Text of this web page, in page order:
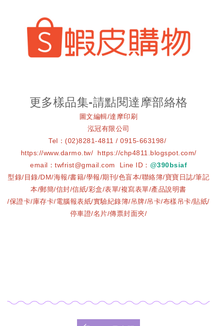
更多樣品集-請點閱達摩部絡格
圖文編輯/達摩印刷
泓冠有限公司
Tel：(02)8281-4811 / 0915-663198/
https://www.darmo.tw/ https://chp4811.blogspot.com/
email：twfrist@gmail.com Line ID： @390bsiaf
型錄/目錄/DM/海報/書籍/學報/期刊/色盲本/聯絡簿/寶寶日誌/筆記
本/郵簡/信封/信紙/彩盒/表單/複寫表單/產品說明書
/保證卡/庫存卡/電腦報表紙/實驗紀錄簿/吊牌/吊卡/布樣吊卡/貼紙/
停車證/名片/傳票封面夾/